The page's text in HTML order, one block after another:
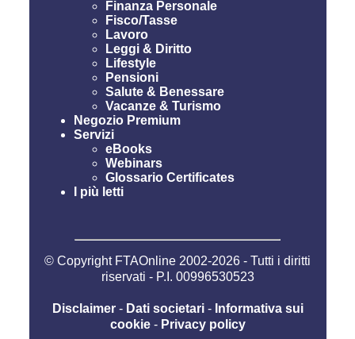
Finanza Personale
Fisco/Tasse
Lavoro
Leggi & Diritto
Lifestyle
Pensioni
Salute & Benessare
Vacanze & Turismo
Negozio Premium
Servizi
eBooks
Webinars
Glossario Certificates
I più letti
© Copyright FTAOnline 2002-2026 - Tutti i diritti
riservati - P.I. 00996530523
Disclaimer- Dati societari- Informativa sui
cookie- Privacy policy